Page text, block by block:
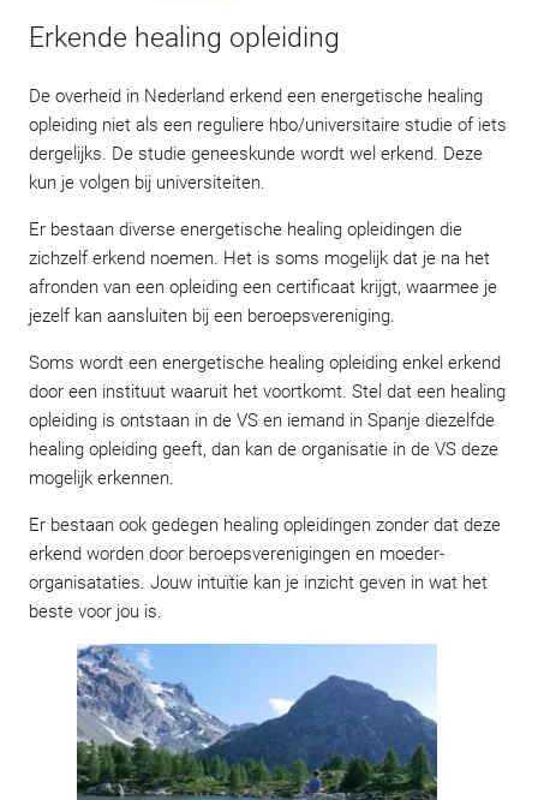
Erkende healing opleiding
De overheid in Nederland erkend een energetische healing
opleiding niet als een reguliere hbo/universitaire studie of iets
dergelijks. De studie geneeskunde wordt wel erkend. Deze
kun je volgen bij universiteiten.
Er bestaan diverse energetische healing opleidingen die
zichzelf erkend noemen. Het is soms mogelijk dat je na het
afronden van een opleiding een certificaat krijgt, waarmee je
jezelf kan aansluiten bij een beroepsvereniging.
Soms wordt een energetische healing opleiding enkel erkend
door een instituut waaruit het voortkomt. Stel dat een healing
opleiding is ontstaan in de VS en iemand in Spanje diezelfde
healing opleiding geeft, dan kan de organisatie in de VS deze
mogelijk erkennen.
Er bestaan ook gedegen healing opleidingen zonder dat deze
erkend worden door beroepsverenigingen en moeder-
organisataties. Jouw intuïtie kan je inzicht geven in wat het
beste voor jou is.